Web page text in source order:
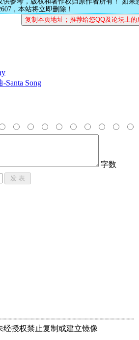
，本站将立即删除！
Santa Song
字数
经授权禁止复制或建立镜像